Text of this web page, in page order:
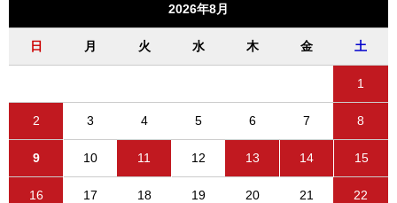
2026年8月
日 月 火 水 木 金 土
1
2 3 4 5 6 7 8
9 10 11 12 13 14 15
16 17 18 19 20 21 22